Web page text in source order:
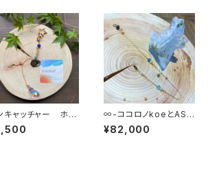
キャッチャー ホシ
とアソブ唄
∞-ココロノkoeとASO
BO宇-∞
¥82,000